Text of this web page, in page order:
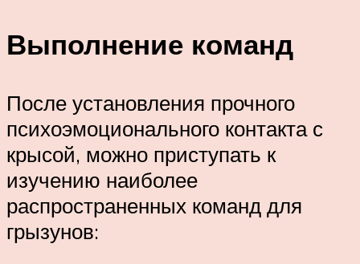
Выполнение команд
После установления прочного
психоэмоционального контакта с
крысой, можно приступать к
изучению наиболее
распространенных команд для
грызунов: